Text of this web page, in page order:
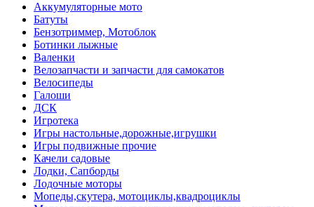
Аккумуляторные мото
Батуты
Бензотриммер, Мотоблок
Ботинки лыжные
Валенки
Велозапчасти и запчасти для самокатов
Велосипеды
Галоши
ДСК
Игротека
Игры настольные,дорожные,игрушки
Игры подвижные прочие
Качели садовые
Лодки, Сапборды
Лодочные моторы
Мопеды,скутера, мотоциклы,квадроциклы